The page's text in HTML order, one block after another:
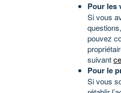
Pour les
Si vous
pouvez
suivant
Pour le
Si vous